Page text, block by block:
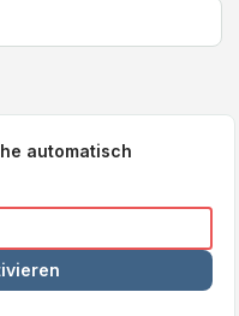
automatisch